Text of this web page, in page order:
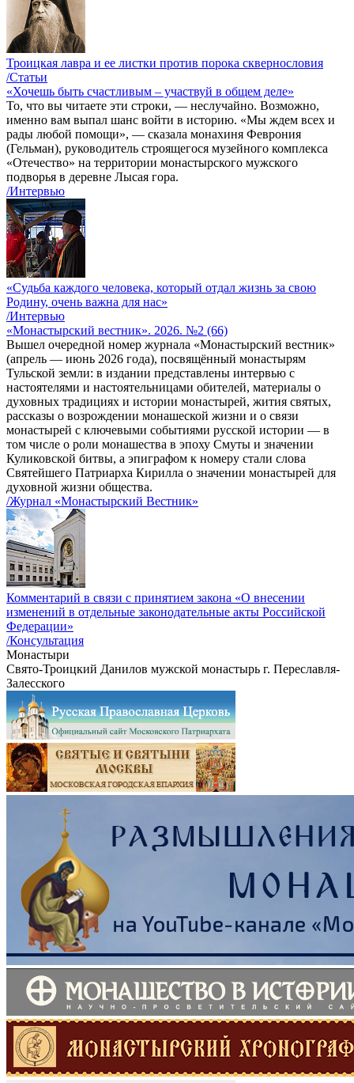
Троицкая лавра и ее листки против порока сквернословия
/Статьи
«Хочешь быть счастливым – участвуй в общем деле»
То, что вы читаете эти строки, — неслучайно. Возможно,
именно вам выпал шанс войти в историю. «Мы ждем всех и
рады любой помощи», — сказала монахиня Феврония
(Гельман), руководитель строящегося музейного комплекса
«Отечество» на территории монастырского мужского
подворья в деревне Лысая гора.
/Интервью
«Судьба каждого человека, который отдал жизнь за свою
Родину, очень важна для нас»
/Интервью
«Монастырский вестник». 2026. №2 (66)
Вышел очередной номер журнала «Монастырский вестник»
(апрель — июнь 2026 года), посвящённый монастырям
Тульской земли: в издании представлены интервью с
настоятелями и настоятельницами обителей, материалы о
духовных традициях и истории монастырей, жития святых,
рассказы о возрождении монашеской жизни и о связи
монастырей с ключевыми событиями русской истории — в
том числе о роли монашества в эпоху Смуты и значении
Куликовской битвы, а эпиграфом к номеру стали слова
Святейшего Патриарха Кирилла о значении монастырей для
духовной жизни общества.
/Журнал «Монастырский Вестник»
Комментарий в связи с принятием закона «О внесении
изменений в отдельные законодательные акты Российской
Федерации»
/Консультация
Монастыри
Свято-Троицкий Данилов мужской монастырь г. Переславля-
Залесского